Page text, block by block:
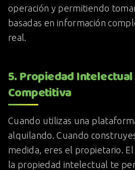
operación y permitiendo
basadas en información
real.
5. Propiedad
Competitiva
Cuando utilizas una
alquilando. Cuando
medida, eres el propietario.
la propiedad intelectual te